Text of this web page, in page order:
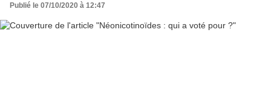
Publié le 07/10/2020 à 12:47